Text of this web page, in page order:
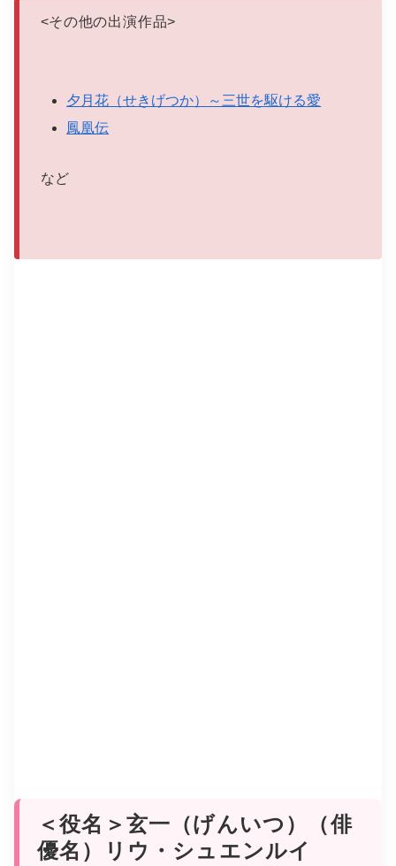
<その他の出演作品>
夕月花（せきげつか）～三世を駆ける愛
鳳凰伝
など
＜役名＞玄一（げんいつ）（俳
優名）リウ・シュエンルイ